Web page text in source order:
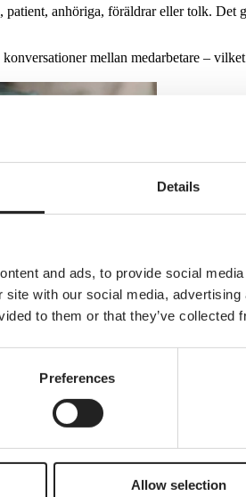
Details
and ads, to provide social
site with our social media,
to them or that they’ve
Preferences
Allow selection
anhöriga, föräldrar eller tolk.
mellan medarbetare –